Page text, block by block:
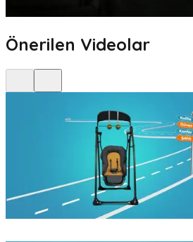
Önerilen Videolar